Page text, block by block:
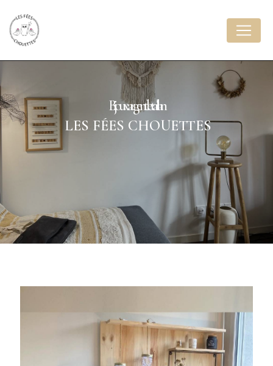
bijoux argent le taillan
LES FÉES CHOUETTES